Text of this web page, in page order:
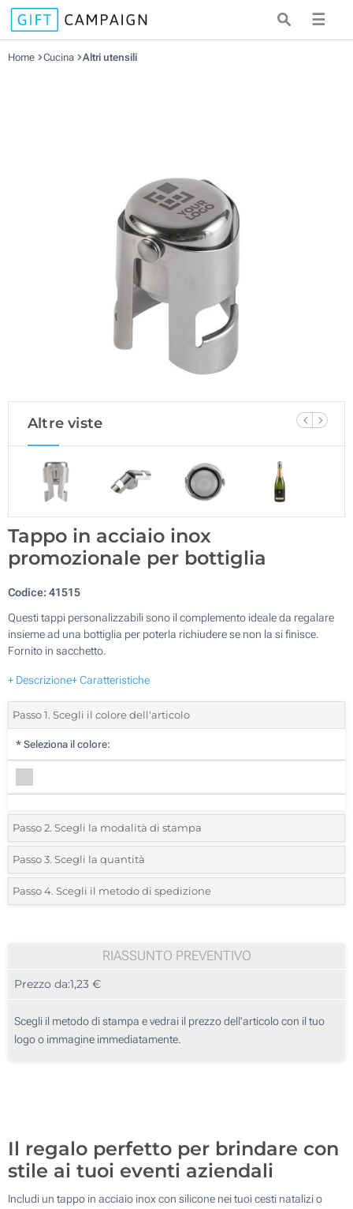
☰
Home Cucina Altri utensili
Altre viste
Tappo in acciaio inox
promozionale per bottiglia
Codice:41515
Questi tappi personalizzabili sono il complemento ideale da regalare
insieme ad una bottiglia per poterla richiudere se non la si finisce.
Fornito in sacchetto.
+ Descrizione+ Caratteristiche
Passo 1. Scegli il colore dell'articolo
* Seleziona il colore:
Passo 2. Scegli la modalità di stampa
*Seleziona la posizione di stampa e il colore del vostro logo:
Incisione Laser (Su un lato)
Passo 3. Scegli la quantità
*Quantità desiderata:
50
125
250
Passo 4. Scegli il metodo di spedizione
RIASSUNTO PREVENTIVO
Prezzo da:1,23 €
Scegli il metodo di stampa e vedrai il prezzo dell'articolo con il tuo
logo o immagine immediatamente.
Il regalo perfetto per brindare con
stile ai tuoi eventi aziendali
Includi un tappo in acciaio inox con silicone nei tuoi cesti natalizi o